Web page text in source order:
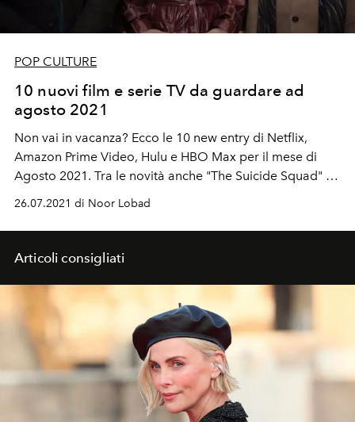
POP CULTURE
10 nuovi film e serie TV da guardare ad
agosto 2021
Non vai in vacanza? Ecco le 10 new entry di Netflix,
Amazon Prime Video, Hulu e HBO Max per il mese di
Agosto 2021. Tra le novità anche "The Suicide Squad" e
una nuova serie thriller psicologica di Nicole Kidman.
26.07.2021 di Noor Lobad
Articoli consigliati